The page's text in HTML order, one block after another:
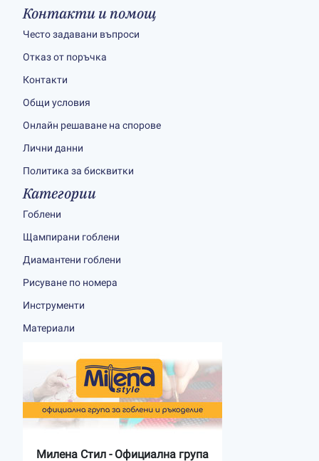
Контакти и помощ
Често задавани въпроси
Отказ от поръчка
Контакти
Общи условия
Онлайн решаване на спорове
Лични данни
Политика за бисквитки
Категории
Гоблени
Щампирани гоблени
Диамантени гоблени
Рисуване по номера
Инструменти
Материали
Милена Стил - Официална група